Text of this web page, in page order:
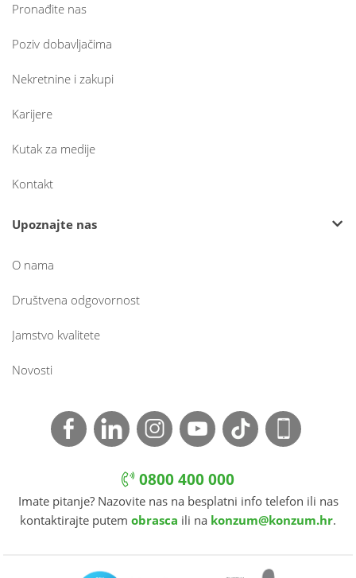
Pronađite nas
Poziv dobavljačima
Nekretnine i zakupi
Karijere
Kutak za medije
Kontakt
Upoznajte nas
O nama
Društvena odgovornost
Jamstvo kvalitete
Novosti
0800 400 000
Imate pitanje? Nazovite nas na besplatni info telefon ili nas
kontaktirajte putem obrasca ili na konzum@konzum.hr.